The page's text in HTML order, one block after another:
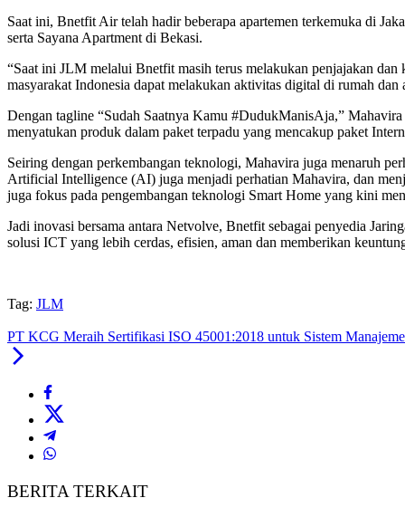
Saat ini, Bnetfit Air telah hadir beberapa apartemen terkemuka di
serta Sayana Apartment di Bekasi.
“Saat ini JLM melalui Bnetfit masih terus melakukan penjajakan
masyarakat Indonesia dapat melakukan aktivitas digital di rumah
Dengan tagline “Sudah Saatnya Kamu #DudukManisAja,”
menyatukan produk dalam paket terpadu yang mencakup paket
Seiring dengan perkembangan teknologi, Mahavira juga menaruh
Artificial Intelligence (AI) juga menjadi perhatian Mahavira, dan
juga fokus pada pengembangan teknologi Smart Home yang kini
Jadi inovasi bersama antara Netvolve, Bnetfit sebagai penyedia
solusi ICT yang lebih cerdas, efisien, aman dan memberikan
Tag: JLM
PT KCG Meraih Sertifikasi ISO 45001:2018 untuk Sistem
BERITA TERKAIT